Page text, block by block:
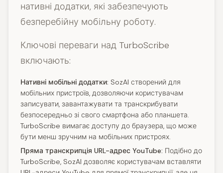
нативні додатки, які забезпечують
безперебійну мобільну роботу.
Ключові переваги над TurboScribe
включають:
Нативні мобільні додатки: SozAI створений для
мобільних пристроїв, дозволяючи користувачам
записувати, завантажувати та транскрибувати
безпосередньо зі свого смартфона або планшета.
TurboScribe вимагає доступу до браузера, що може
бути менш зручним на мобільних пристроях.
Пряма транскрипція URL-адрес YouTube: Подібно до
TurboScribe, SozAI дозволяє користувачам вставляти